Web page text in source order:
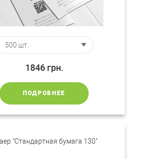
1846 грн.
ПОДРОБНЕЕ
"Стандартная бумага 130"